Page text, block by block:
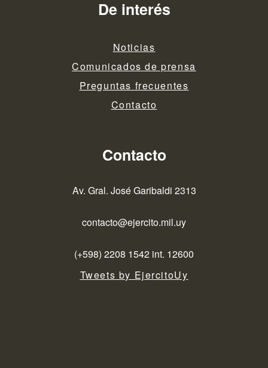
De interés
Noticias
Comunicados de prensa
Preguntas frecuentes
Contacto
Contacto
Av. Gral. José Garibaldi 2313
contacto@ejercito.mil.uy
(+598) 2208 1542 int. 12600
Tweets by EjercitoUy